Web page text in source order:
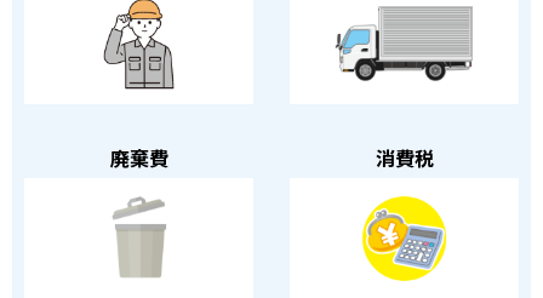
廃棄費 消費税